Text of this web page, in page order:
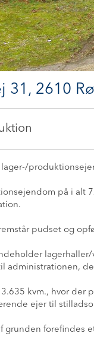
31, 2610
på i alt
pudset og
administrationen,
kvm., hvor der
ejer til
grunden forefindes